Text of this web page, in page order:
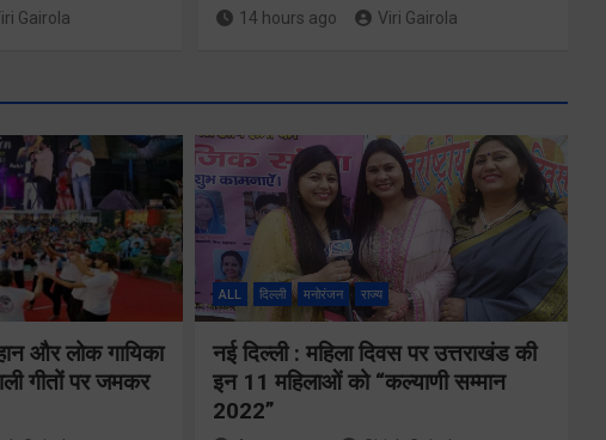
Gairola 14 hours ago Viri Gairola
और लोक गायिका
गीतों पर जमकर
ALL दिल्ली मनोरंजन राज्य
नई दिल्ली : महिला दिवस पर उत्तराखंड की
इन 11 महिलाओं को “कल्याणी सम्मान
2022”
ने
का
कार्य
समय पर
जाने के
कॉमनवेल्थ गेम्स
2026 के
उत्तराखंड के
पदक विजेताओं
और प्रशिक्षकों को
मुख्यमंत्री धामी ने